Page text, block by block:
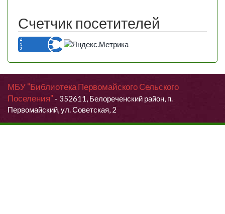
Счетчик посетителей
МБУ "Библиотека Первомайского Сельского
Поселения" - 352611, Белореченский район, п.
Первомайский, ул. Советская, 2